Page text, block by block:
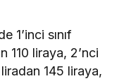
1’inci sınıf
110 liraya, 2’nci
145 liraya,